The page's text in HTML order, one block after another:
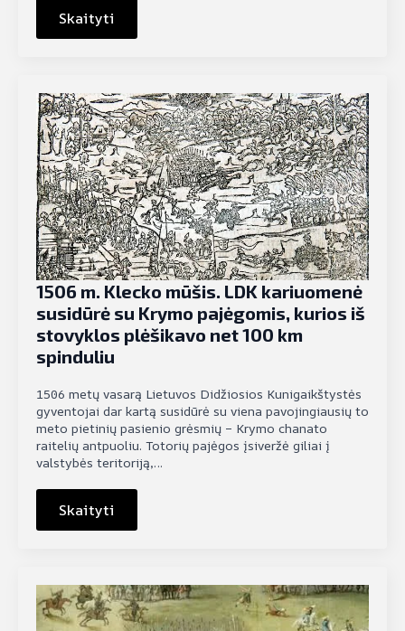
Skaityti
1506 m. Klecko mūšis. LDK kariuomenė
susidūrė su Krymo pajėgomis, kurios iš
stovyklos plėšikavo net 100 km
spinduliu
1506 metų vasarą Lietuvos Didžiosios Kunigaikštystės
gyventojai dar kartą susidūrė su viena pavojingiausių to
meto pietinių pasienio grėsmių – Krymo chanato
raitelių antpuoliu. Totorių pajėgos įsiveržė giliai į
valstybės teritoriją,…
Skaityti